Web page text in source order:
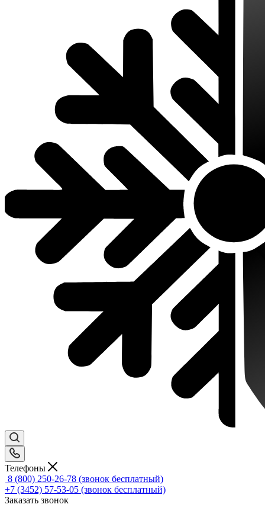
Телефоны
8 (800) 250-26-78 (звонок бесплатный)
+7 (3452) 57-53-05 (звонок бесплатный)
Заказать звонок